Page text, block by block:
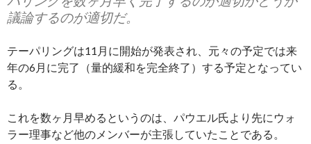
議論するのが適切だ。
テーパリングは11月に開始が発表され、元々の予定では来
年の6月に完了（量的緩和を完全終了）する予定となってい
る。
これを数ヶ月早めるというのは、パウエル氏より先にウォ
ラー理事など他のメンバーが主張していたことである。